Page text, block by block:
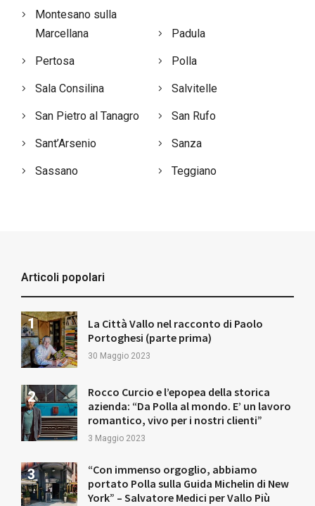
Montesano sulla
Marcellana
Padula
Pertosa Polla
Sala Consilina Salvitelle
San Pietro al Tanagro San Rufo
Sant’Arsenio Sanza
Sassano Teggiano
Articoli popolari
La Città Vallo nel racconto di Paolo
Portoghesi (parte prima)
30 Maggio 2023
Rocco Curcio e l’epopea della storica
azienda: “Da Polla al mondo. E’ un lavoro
romantico, vivo per i nostri clienti”
3 Maggio 2023
“Con immenso orgoglio, abbiamo
portato Polla sulla Guida Michelin di New
York” – Salvatore Medici per Vallo Più